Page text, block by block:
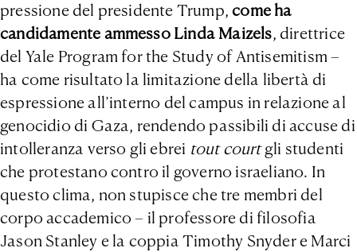
pressione del presidente Trump,come ha
candidamente ammesso Linda Maizels, direttrice
del Yale Program for the Study of Antisemitism –
ha come risultato la limitazione della libertà di
espressione all’interno del campus in relazione al
genocidio di Gaza, rendendo passibili di accuse di
intolleranza verso gli ebrei tout courtgli studenti
che protestano contro il governo israeliano. In
questo clima, non stupisce che tre membri del
corpo accademico – il professore di filosofia
Jason Stanley e la coppia Timothy Snyder e Marci